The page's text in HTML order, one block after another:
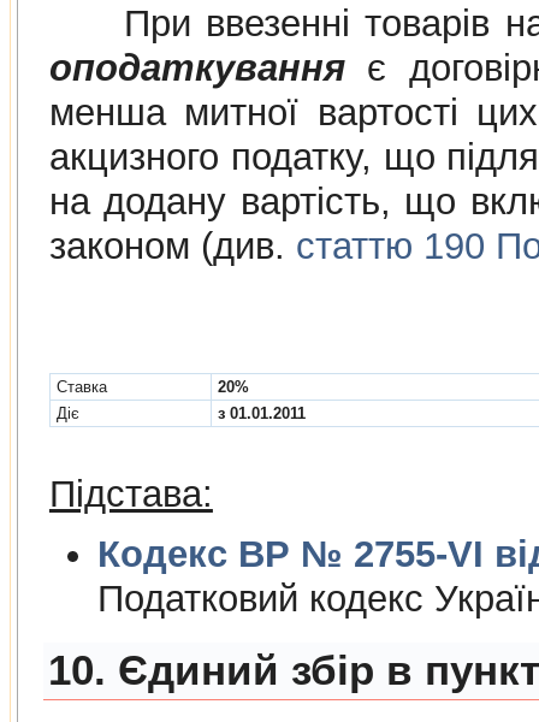
При ввезенні товарів
оподаткуванняє
менша митної вартості
акцизного податку, що
на додану вартість, що
законом (див. статтю 190
Cтавка
20%
Діє
з 01.01.2011
Підстава:
Кодекс ВР № 2755-VI
Податковий кодекс
10. Єдиний збір в